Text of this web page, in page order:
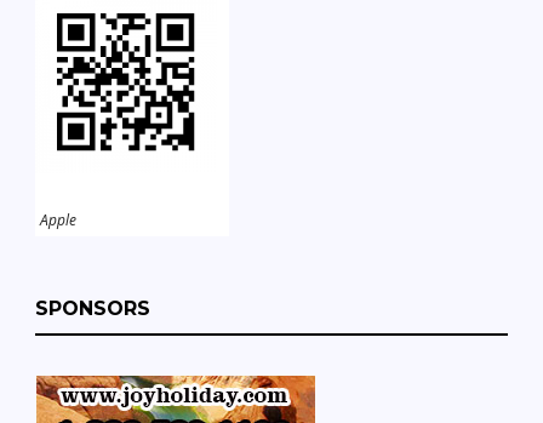
Apple
SPONSORS